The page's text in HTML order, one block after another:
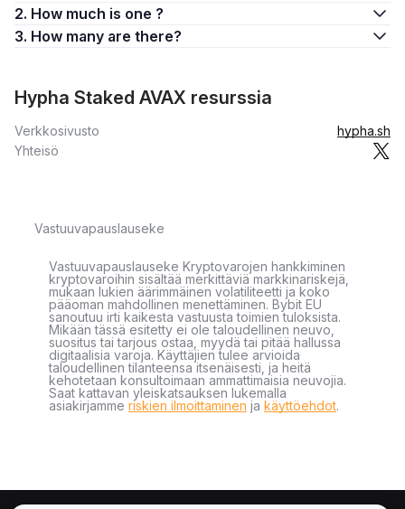
2. How much is one ?
3. How many are there?
Hypha Staked AVAX resurssia
Verkkosivusto
hypha.sh
Yhteisö
Vastuuvapauslauseke
Vastuuvapauslauseke Kryptovarojen hankkiminen
kryptovaroihin sisältää merkittäviä markkinariskejä,
mukaan lukien äärimmäinen volatiliteetti ja koko
pääoman mahdollinen menettäminen. Bybit EU
sanoutuu irti kaikesta vastuusta toimien tuloksista.
Mikään tässä esitetty ei ole taloudellinen neuvo,
suositus tai tarjous ostaa, myydä tai pitää hallussa
digitaalisia varoja. Käyttäjien tulee arvioida
taloudellinen tilanteensa itsenäisesti, ja heitä
kehotetaan konsultoimaan ammattimaisia neuvojia.
Saat kattavan yleiskatsauksen lukemalla
asiakirjamme riskien ilmoittaminen ja käyttöehdot.